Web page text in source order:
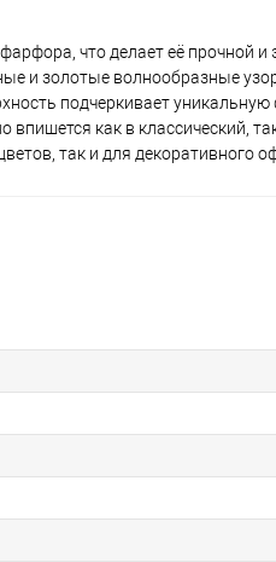
что делает её прочной
и золотые волнообразные
подчеркивает
как в классический,
так и для декоративного